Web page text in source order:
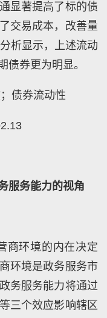
显著提高了标的债
交易成本，改善量
析显示，上述流动
债券更为明显。
债券流动性
服务能力的视角
商环境的内在决定
环境是政务服务市
务服务能力将通过
三个效应影响辖区